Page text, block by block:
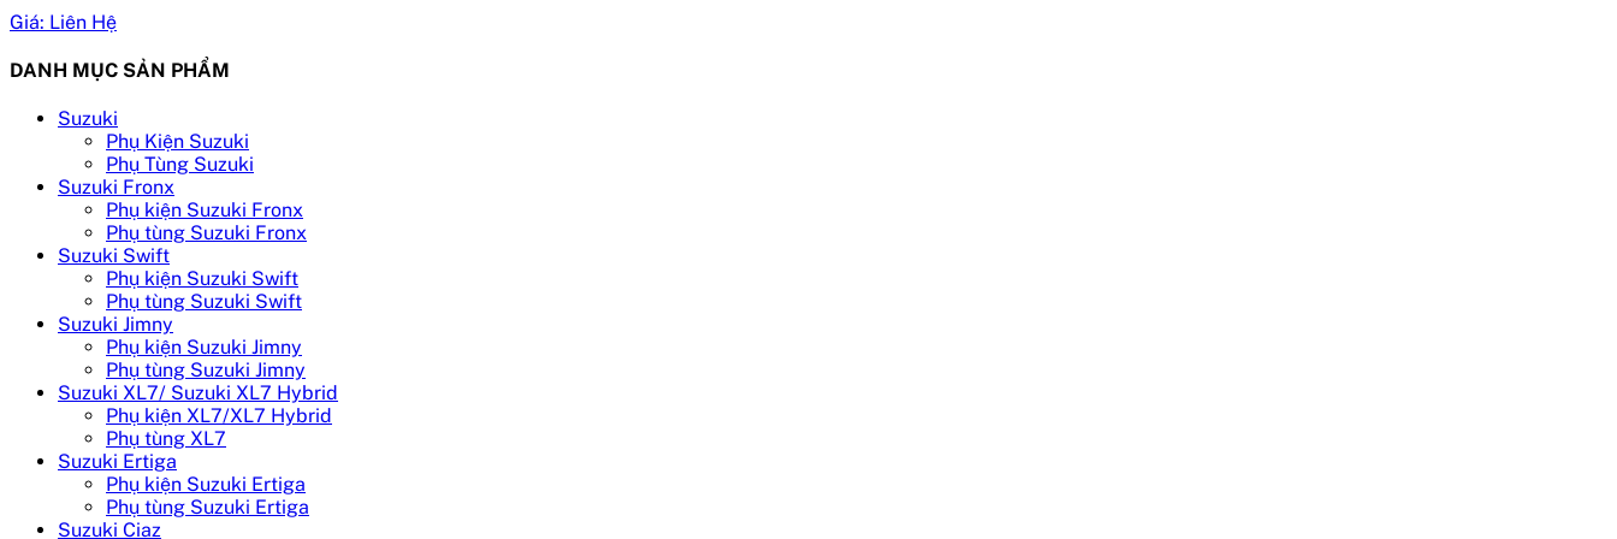
Giá: Liên Hệ
DANH MỤC SẢN PHẨM
Suzuki
Phụ Kiện Suzuki
Phụ Tùng Suzuki
Suzuki Fronx
Phụ kiện Suzuki Fronx
Phụ tùng Suzuki Fronx
Suzuki Swift
Phụ kiện Suzuki Swift
Phụ tùng Suzuki Swift
Suzuki Jimny
Phụ kiện Suzuki Jimny
Phụ tùng Suzuki Jimny
Suzuki XL7/ Suzuki XL7 Hybrid
Phụ kiện XL7/XL7 Hybrid
Phụ tùng XL7
Suzuki Ertiga
Phụ kiện Suzuki Ertiga
Phụ tùng Suzuki Ertiga
Suzuki Ciaz